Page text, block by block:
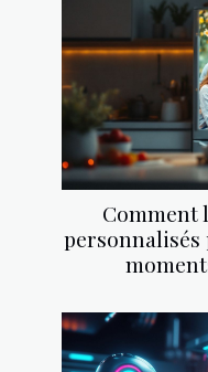
Comment
personnalisés